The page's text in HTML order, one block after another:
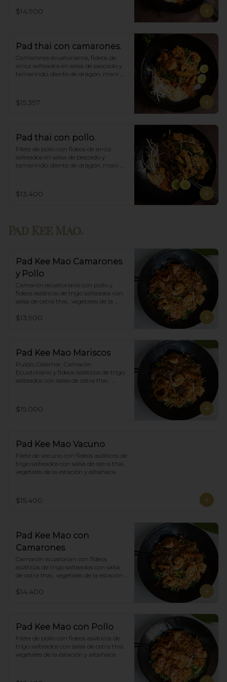
$14.900
Pad thai con camarones.
Camarones ecuatorianos, fideos de
arroz salteados en salsa de pescado y
tamarindo, diente de dragón, maní
$15.397
Pad thai con pollo.
Filete de pollo con fideos de arroz
salteados en salsa de pescado y
tamarindo, diente de dragón, maní
$13.400
Pad Kee Mao Camarones
y Pollo
Camarón ecuatoriano con pollo y
fideos asiáticos de trigo salteados con
salsa de ostra thai,  vegetales de la
$13.900
Pad Kee Mao Mariscos
Pulpo, Calamar, Camarón
Ecuatoriano y fideos asiáticos de trigo
salteados con salsa de ostra thai,
$15.000
Pad Kee Mao Vacuno
Filete de vacuno con fideos asiáticos de
trigo salteados con salsa de ostra thai,
vegetales de la estación y albahaca.
$15.400
Pad Kee Mao con
Camarones
Camarón ecuatorian con fideos
asiáticos de trigo salteados con salsa
de ostra thai,  vegetales de la estación y
$14.400
Pad Kee Mao con Pollo
Filete de pollo con fideos asiáticos de
trigo salteados con salsa de ostra thai,
vegetales de la estación y albahaca.